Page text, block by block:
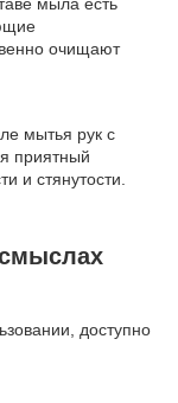
очищают
мытья рук с
приятный
и стянутости.
доступно